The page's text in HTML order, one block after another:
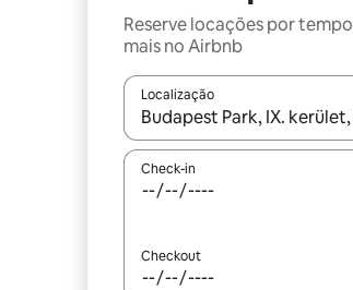
Reserve locações por
mais no Airbnb
Localização
Quando os resultados
Check-in
Checkout